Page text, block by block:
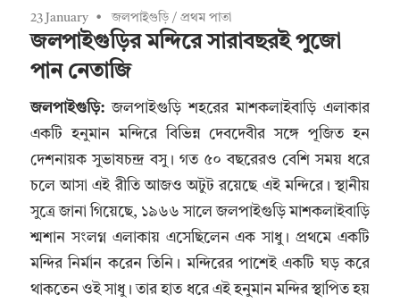
23 January জলপাইগুড়ি / প্রথম পাতা
জলপাইগুড়ির মন্দিরে সারাবছরই পুজো
পান নেতাজি
জলপাইগুড়ি: জলপাইগুড়ি শহরের মাশকলাইবাড়ি এলাকার
একটি হনুমান মন্দিরে বিভিন্ন দেবদেবীর সঙ্গে পূজিত হন
দেশনায়ক সুভাষচন্দ্র বসু। গত ৫০ বছরেরও বেশি সময় ধরে
চলে আসা এই রীতি আজও অটুট রয়েছে এই মন্দিরে। স্থানীয়
সুত্রে জানা গিয়েছে, ১৯৬৬ সালে জলপাইগুড়ি মাশকলাইবাড়ি
শ্মশান সংলগ্ন এলাকায় এসেছিলেন এক সাধু। প্রথমে একটি
মন্দির নির্মান করেন তিনি। মন্দিরের পাশেই একটি ঘড় করে
থাকতেন ওই সাধু। তার হাত ধরে এই হনুমান মন্দির স্থাপিত হয়